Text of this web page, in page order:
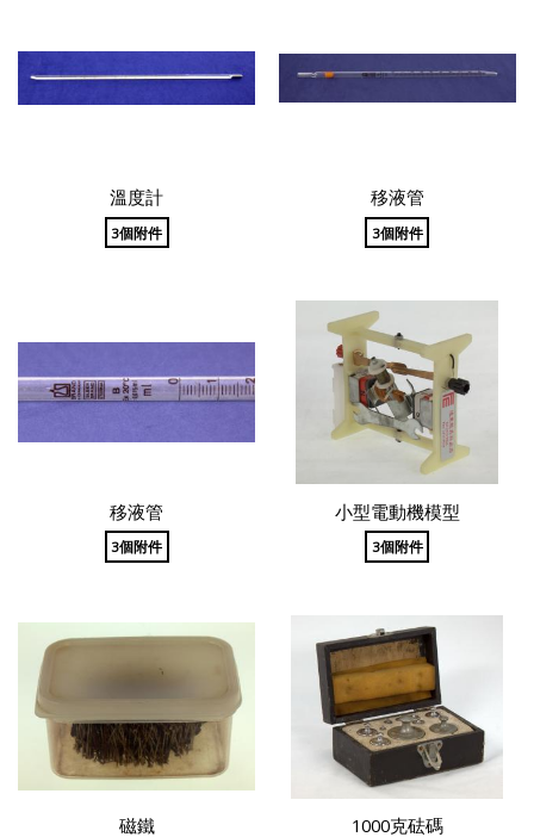
溫度計
3個附件
移液管
3個附件
移液管
3個附件
小型電動機模型
3個附件
磁鐵 1000克砝碼